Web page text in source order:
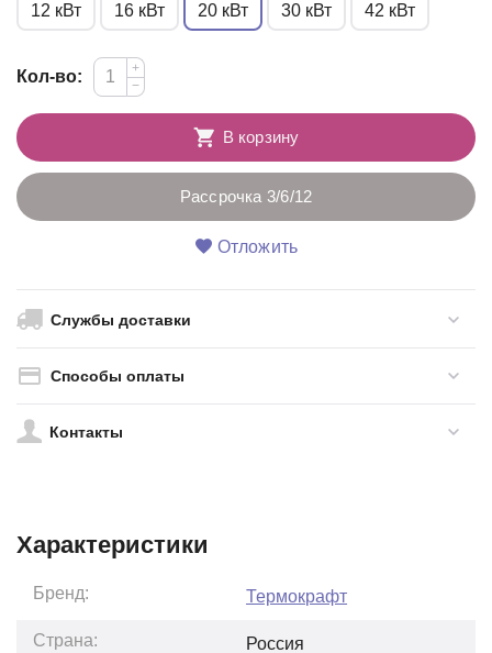
12 кВт 16 кВт 20 кВт 30 кВт 42 кВт
Кол-во:
+
−
В корзину
Рассрочка 3/6/12
Отложить
Службы доставки
Способы оплаты
Контакты
Характеристики
Бренд: Термокрафт
Страна: Россия